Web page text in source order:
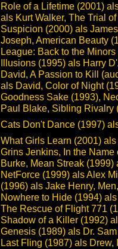
Role of a Lifetime (2001)
als Kurt Walker, The Trial
Suspicion (2000) als
Joseph, American Beauty
League: Back to the
Illusions (1995) als Harry
David, A Passion to Kill
als David, Color of Night
Goodness Sake (1993),
Paul Blake, Sibling Rivalry
Cats Don't Dance (1997)
What Girls Learn (2001)
Grins Jenkins, In the
Burke, Mean Streak
NetForce (1999) als Alex
(1996) als Jake Henry,
Nowhere to Hide (1994)
The Rescue of Flight 771
Shadow of a Killer (1992)
Genesis (1989) als Dr.
Last Fling (1987) als